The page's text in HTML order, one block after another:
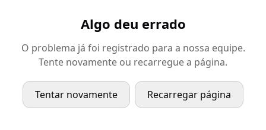
Algo deu errado
O problema já foi registrado para a nossa equipe.
Tente novamente ou recarregue a página.
Tentar novamente Recarregar página